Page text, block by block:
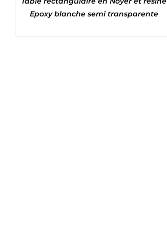
Epoxy blanche semi transparente